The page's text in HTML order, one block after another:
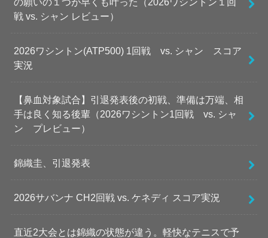
戦 vs. シャン レビュー）
2026ワシントン(ATP500) 1回戦 vs. シャン スコア
実況
【鼻血対象試合】引退発表後の初戦、準備は万端、相
手は良く知る後輩（2026ワシントン1回戦 vs. シャ
ン プレビュー）
錦織圭、引退発表
2026サバンナ CH2回戦 vs. ケネディ スコア実況
直近2大会とは錦織の状態が違う。軽快なテニスで予